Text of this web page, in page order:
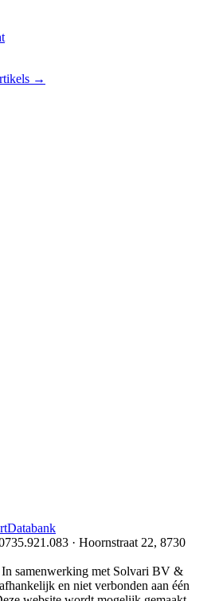
→
Databank
· Hoornstraat 22, 8730
samenwerking met Solvari BV &
en niet verbonden aan één